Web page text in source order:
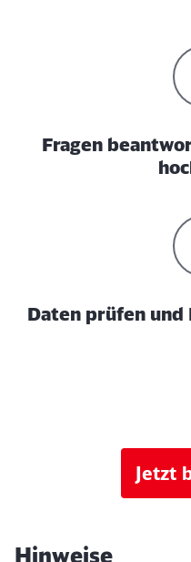
Fragen
Daten prüfen und
Jetzt
Hinweise